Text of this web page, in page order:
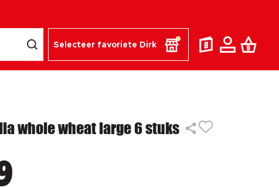
Selecteer favoriete Dirk
whole wheat large 6 stuks